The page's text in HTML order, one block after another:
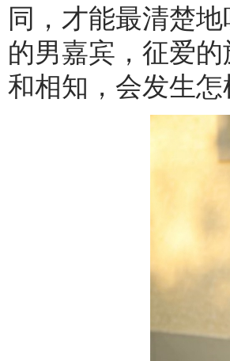
同，才能最清楚
的男嘉宾，征爱
和相知，会发生